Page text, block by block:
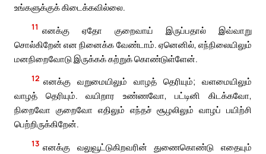
உங்களுக்குக் கிடைக்கவில்லை.
11 எனக்கு ஏதோ குறைவாய் இருப்பதால் இவ்வாறு
சொல்கிறேன் என நினைக்க வேண்டாம். ஏனெனில், எந்நிலையிலும்
மனநிறைவோடு இருக்கக் கற்றுக் கொண்டுள்ளேன்.
12 எனக்கு வறுமையிலும் வாழத் தெரியும்; வளமையிலும்
வாழத் தெரியும். வயிறார உண்ணவோ, பட்டினி கிடக்கவோ,
நிறைவோ குறைவோ எதிலும் எந்தச் சூழலிலும் வாழப் பயிற்சி
பெற்றிருக்கிறேன்.
13 எனக்கு வலுவூட்டுகிறவரின் துணைகொண்டு எதையும்